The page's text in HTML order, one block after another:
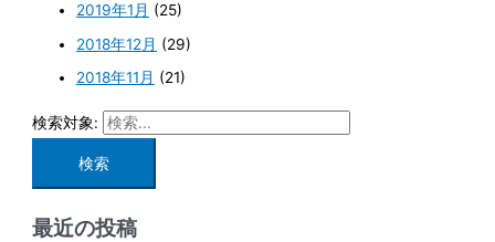
2019年1月 (25)
2018年12月 (29)
2018年11月 (21)
検索対象:
最近の投稿